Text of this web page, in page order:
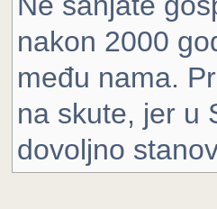
nakon 2000
među nama.
na skute, jer u
dovoljno